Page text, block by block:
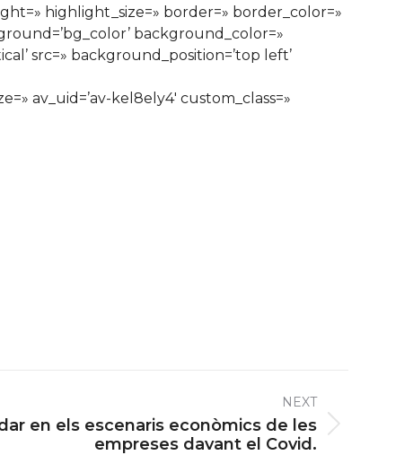
highlight_size=» border=» border_color=»
background_color=»
src=» background_position=’top left’
av_uid=’av-kel8ely4′ custom_class=»
NEXT
en els escenaris econòmics de les
empreses davant el Covid.